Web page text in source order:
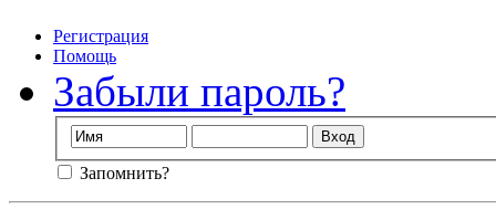
Регистрация
Помощь
Забыли пароль?
Запомнить?